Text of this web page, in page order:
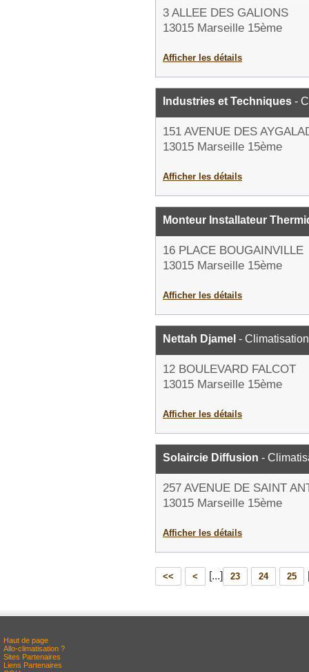
3 ALLEE DES GALIONS
13015 Marseille 15ème
Afficher les détails
Industries et Techniques -
151 AVENUE DES
13015 Marseille 15ème
Afficher les détails
Monteur Installateur
16 PLACE BOUGAINVILLE
13015 Marseille 15ème
Afficher les détails
Nettah Djamel - Climatisation
12 BOULEVARD FALCOT
13015 Marseille 15ème
Afficher les détails
Solaircie Diffusion -
257 AVENUE DE SAINT
13015 Marseille 15ème
Afficher les détails
<< < [...] 23 24 25
Haut de page
Allo-climatisation ?
Sites Partenaires
Liens Partenaires